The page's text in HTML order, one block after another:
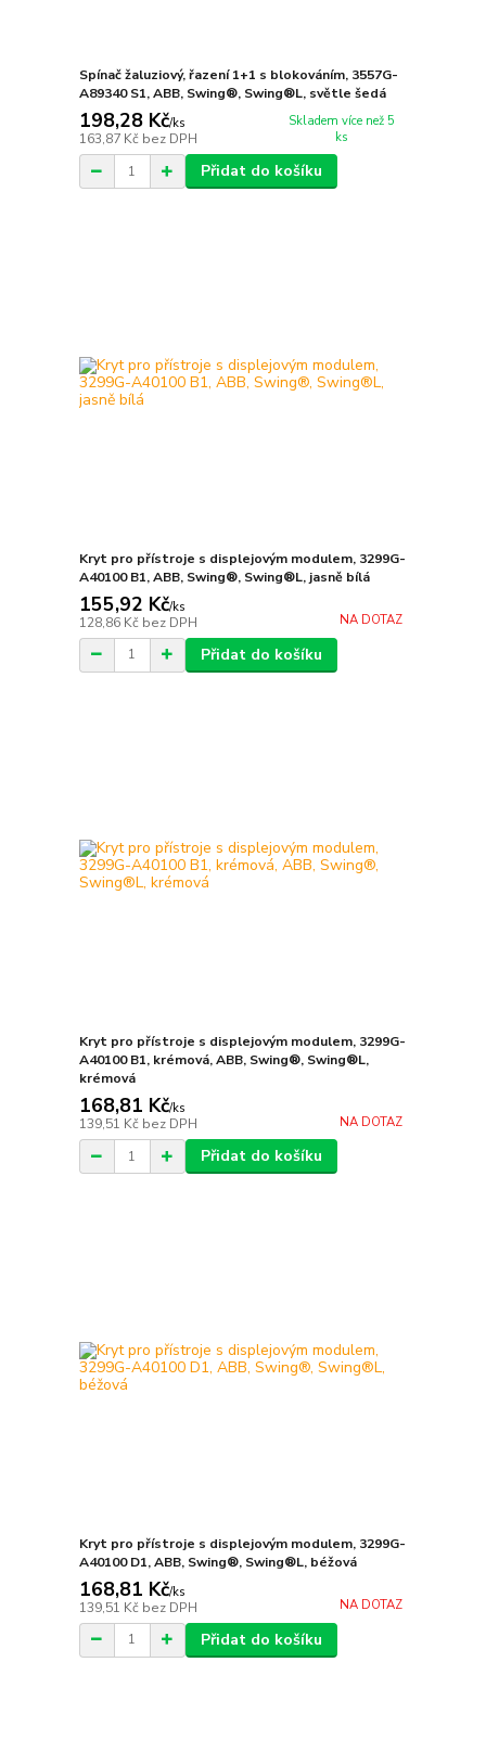
Spínač žaluziový, řazení 1+1 s blokováním, 3557G-
A89340 S1, ABB, Swing®, Swing®L, světle šedá
198,28 Kč/ks
163,87 Kč bez DPH
Skladem více než 5
ks
Přidat do košíku
Kryt pro přístroje s displejovým modulem, 3299G-
A40100 B1, ABB, Swing®, Swing®L, jasně bílá
155,92 Kč/ks
128,86 Kč bez DPH NA DOTAZ
Přidat do košíku
Kryt pro přístroje s displejovým modulem, 3299G-
A40100 B1, krémová, ABB, Swing®, Swing®L,
krémová
168,81 Kč/ks
139,51 Kč bez DPH NA DOTAZ
Přidat do košíku
Kryt pro přístroje s displejovým modulem, 3299G-
A40100 D1, ABB, Swing®, Swing®L, béžová
168,81 Kč/ks
139,51 Kč bez DPH NA DOTAZ
Přidat do košíku